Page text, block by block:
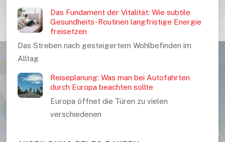
Das Fundament der Vitalität: Wie subtile
Gesundheits-Routinen langfristige Energie
freisetzen
Das Streben nach gesteigertem Wohlbefinden im
Alltag
Reiseplanung: Was man bei Autofahrten
durch Europa beachten sollte
Europa öffnet die Türen zu vielen
verschiedenen